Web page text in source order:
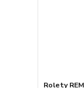
Rolety